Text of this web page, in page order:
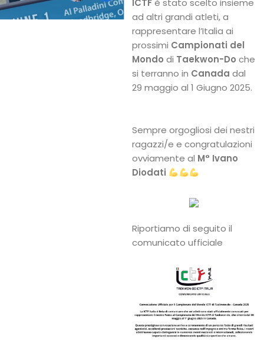
ICTFè stato scelto insieme
ad altri grandi atleti, a
rappresentare l’Italia ai
prossimi Campionati del
Mondo di Taekwon-Do che
si terranno in Canada dal
29 maggio al 1 Giugno 2025.
Sempre orgogliosi dei nestri
ragazzi/e e congratulazioni
ovviamente al M° Ivano
Diodati
Riportiamo di seguito il
comunicato ufficiale